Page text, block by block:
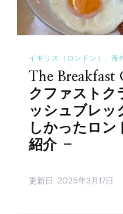
イギリス（ロンドン） 海
The Breakfast
クファストク
ッシュブレッ
しかったロン
紹介 –
更新日: 2025年3月17日